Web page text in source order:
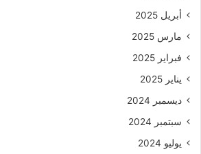
أبريل 2025
مارس 2025
فبراير 2025
يناير 2025
ديسمبر 2024
سبتمبر 2024
يوليو 2024